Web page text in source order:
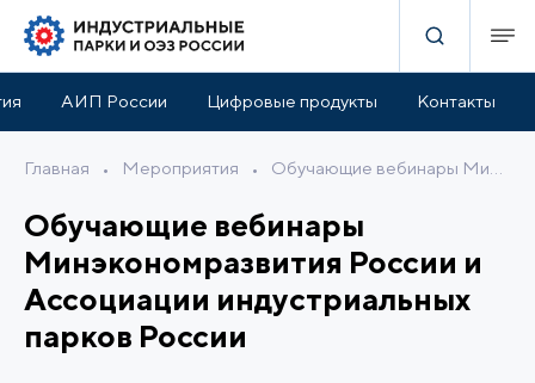
АИП России Цифровые продукты Контакты
Главная • Мероприятия •
Обучающие вебинары
Минэкономразвития России и
Ассоциации индустриальных
парков России